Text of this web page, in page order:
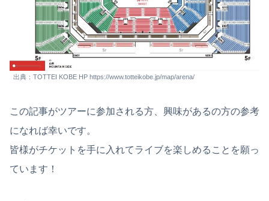
出典：TOTTEI KOBE HP https://www.totteikobe.jp/map/arena/
この記事がツアーに参加される方、興味があるの方の参考
になれば幸いです。
皆様がチケットを手に入れてライブを楽しめることを願っ
ています！